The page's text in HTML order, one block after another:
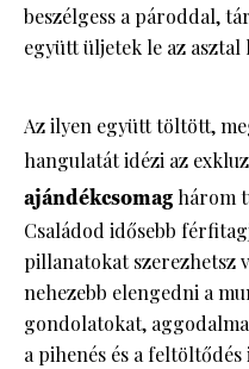
beszélgess a pároddal,
együtt üljetek le az
Az ilyen együtt töltött,
hangulatát idézi az
ajándékcsomag három
Családod idősebb
pillanatokat szerezhetsz
nehezebb elengedni a
gondolatokat,
a pihenés és a